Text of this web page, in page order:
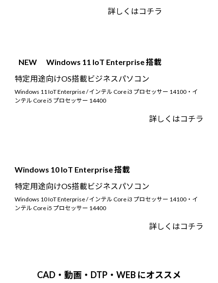
詳しくはコチラ
NEW
Windows 11 IoT Enterprise 搭載
特定用途向けOS搭載ビジネスパソコン
Windows 11 IoT Enterprise / インテル Core i3 プロセッサー 14100・イ
ンテル Core i5 プロセッサー 14400
詳しくはコチラ
Windows 10 IoT Enterprise 搭載
特定用途向けOS搭載ビジネスパソコン
Windows 10 IoT Enterprise / インテル Core i3 プロセッサー 14100・イ
ンテル Core i5 プロセッサー 14400
詳しくはコチラ
CAD・動画・DTP・WEB にオススメ